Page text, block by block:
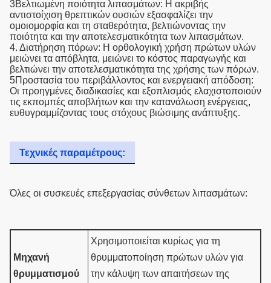
3Βελτιωμένη ποιότητα λιπασμάτων: Η ακριβής
αντιστοίχιση θρεπτικών ουσιών εξασφαλίζει την
ομοιομορφία και τη σταθερότητα, βελτιώνοντας την
ποιότητα και την αποτελεσματικότητα των λιπασμάτων.
4. Διατήρηση πόρων: Η ορθολογική χρήση πρώτων υλών
μειώνει τα απόβλητα, μειώνει το κόστος παραγωγής και
βελτιώνει την αποτελεσματικότητα της χρήσης των πόρων.
5Προστασία του περιβάλλοντος και ενεργειακή απόδοση:
Οι προηγμένες διαδικασίες και εξοπλισμός ελαχιστοποιούν
τις εκπομπές αποβλήτων και την κατανάλωση ενέργειας,
ευθυγραμμίζοντας τους στόχους βιώσιμης ανάπτυξης.
Τεχνικές παραμέτρους:
Όλες οι συσκευές επεξεργασίας σύνθετων λιπασμάτων:
Μηχανή
θρυμματισμού
Χρησιμοποιείται κυρίως για τη
θρυμματοποίηση πρώτων υλών για
την κάλυψη των απαιτήσεων της